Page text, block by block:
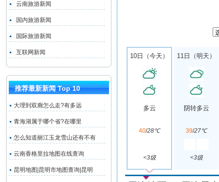
云南旅游新闻
国内旅游新闻
国际旅游新闻
互联网新闻
推荐最新新闻 Top 10
大理到双廊怎么走?有多远
青海湖属于哪个省?在哪里
怎么知道丽江玉龙雪山还有不有
云南香格里拉地图在线查询
昆明地图|昆明市地图查询|昆明
10日（今天）
多云
40/28℃
<3级
11日（明天）
阴转多云
39/27℃
<3级